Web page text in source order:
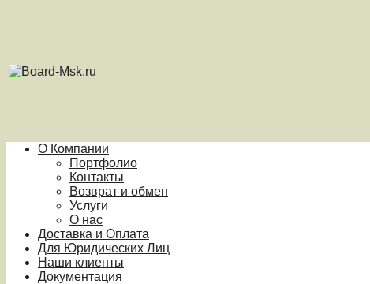
О Компании
Портфолио
Контакты
Возврат и обмен
Услуги
О нас
Доставка и Оплата
Для Юридических Лиц
Наши клиенты
Документация